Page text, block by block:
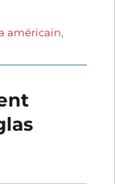
américain,